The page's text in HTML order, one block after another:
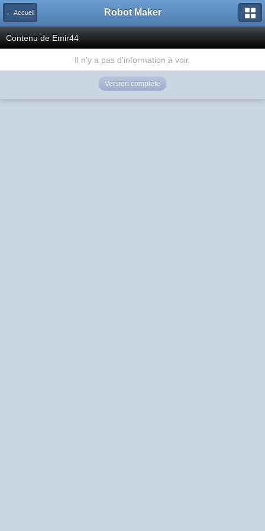
← Accueil Robot Maker
Contenu de Emir44
Il n'y a pas d'information à voir.
Version complète